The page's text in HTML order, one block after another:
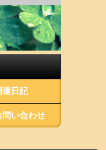
運日記
問い合わせ